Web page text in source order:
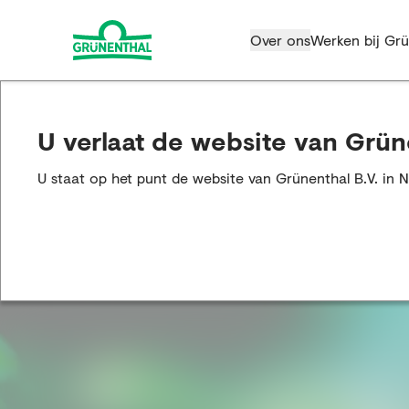
Over onsWerken bij
U verlaat de website van
U staat op het punt de website van Grünenthal B.V. in